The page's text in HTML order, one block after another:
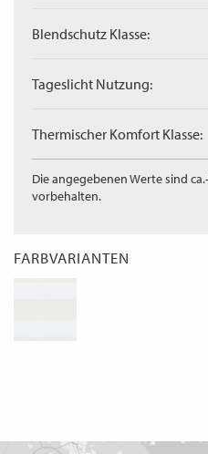
Blendschutz Klasse:
Tageslicht Nutzung:
Thermischer Komfort Klasse:
Die angegebenen Werte sind
vorbehalten.
FARBVARIANTEN